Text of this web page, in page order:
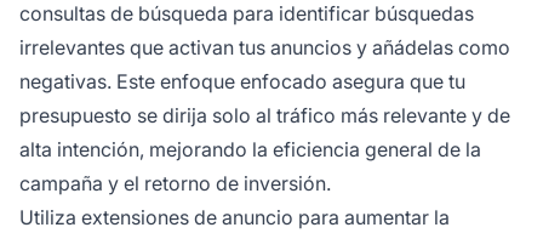
consultas de búsqueda para identificar búsquedas
irrelevantes que activan tus anuncios y añádelas como
negativas. Este enfoque enfocado asegura que tu
presupuesto se dirija solo al tráfico más relevante y de
alta intención, mejorando la eficiencia general de la
campaña y el retorno de inversión.
Utiliza extensiones de anuncio para aumentar la